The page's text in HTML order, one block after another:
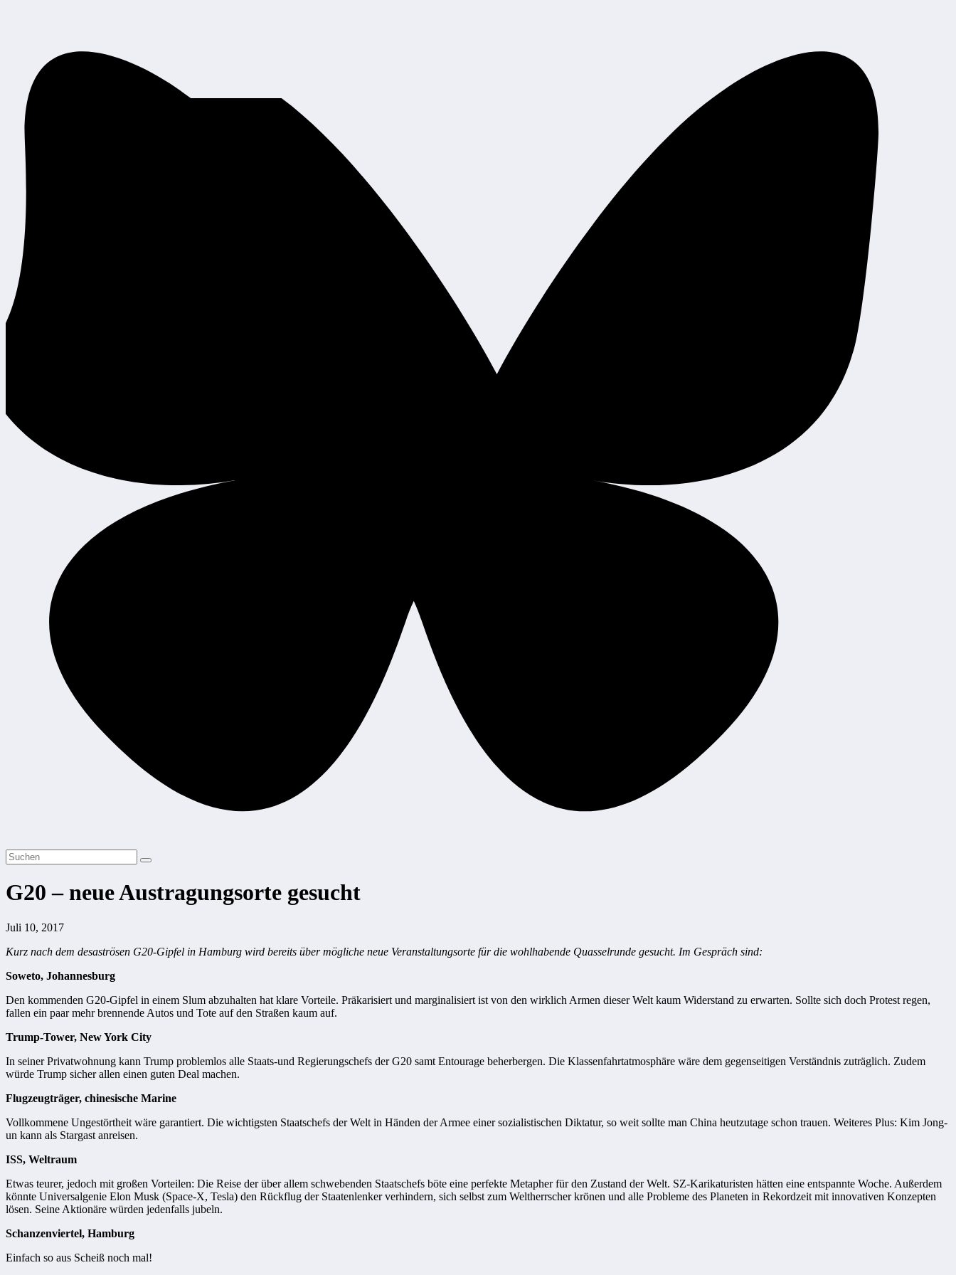
G20 – neue Austragungsorte gesucht
Juli 10, 2017
Kurz nach dem desaströsen G20-Gipfel in Hamburg wird bereits über mögliche neue Veranstaltungsorte für die wohlhabende Quasselrunde gesucht. Im Gespräch sind:
Soweto, Johannesburg
Den kommenden G20-Gipfel in einem Slum abzuhalten hat klare Vorteile. Präkarisiert und marginalisiert ist von den wirklich Armen dieser Welt kaum Widerstand zu erwarten. Sollte sich doch Protest regen,
fallen ein paar mehr brennende Autos und Tote auf den Straßen kaum auf.
Trump-Tower, New York City
In seiner Privatwohnung kann Trump problemlos alle Staats-und Regierungschefs der G20 samt Entourage beherbergen. Die Klassenfahrtatmosphäre wäre dem gegenseitigen Verständnis zuträglich. Zudem
würde Trump sicher allen einen guten Deal machen.
Flugzeugträger, chinesische Marine
Vollkommene Ungestörtheit wäre garantiert. Die wichtigsten Staatschefs der Welt in Händen der Armee einer sozialistischen Diktatur, so weit sollte man China heutzutage schon trauen. Weiteres Plus: Kim Jong-
un kann als Stargast anreisen.
ISS, Weltraum
Etwas teurer, jedoch mit großen Vorteilen: Die Reise der über allem schwebenden Staatschefs böte eine perfekte Metapher für den Zustand der Welt. SZ-Karikaturisten hätten eine entspannte Woche. Außerdem
könnte Universalgenie Elon Musk (Space-X, Tesla) den Rückflug der Staatenlenker verhindern, sich selbst zum Weltherrscher krönen und alle Probleme des Planeten in Rekordzeit mit innovativen Konzepten
lösen. Seine Aktionäre würden jedenfalls jubeln.
Schanzenviertel, Hamburg
Einfach so aus Scheiß noch mal!